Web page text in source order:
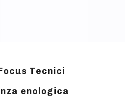
Tecnici
enologica